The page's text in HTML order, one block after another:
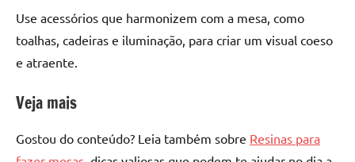
Use acessórios que harmonizem com a mesa, como
toalhas, cadeiras e iluminação, para criar um visual coeso
e atraente.
Veja mais
Gostou do conteúdo? Leia também sobre Resinas para